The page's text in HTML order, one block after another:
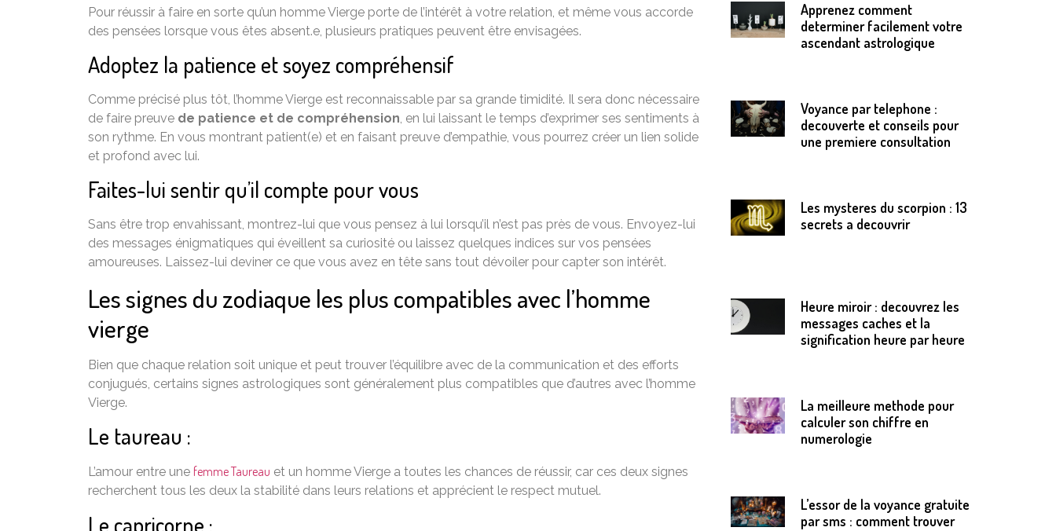
Pour réussir à faire en sorte qu’un homme Vierge porte de l’intérêt à votre relation, et même vous accorde
des pensées lorsque vous êtes absent.e, plusieurs pratiques peuvent être envisagées.
Adoptez la patience et soyez compréhensif
Comme précisé plus tôt, l’homme Vierge est reconnaissable par sa grande timidité. Il sera donc nécessaire
de faire preuve de patience et de compréhension, en lui laissant le temps d’exprimer ses sentiments à
son rythme. En vous montrant patient(e) et en faisant preuve d’empathie, vous pourrez créer un lien solide
et profond avec lui.
Faites-lui sentir qu’il compte pour vous
Sans être trop envahissant, montrez-lui que vous pensez à lui lorsqu’il n’est pas près de vous. Envoyez-lui
des messages énigmatiques qui éveillent sa curiosité ou laissez quelques indices sur vos pensées
amoureuses. Laissez-lui deviner ce que vous avez en tête sans tout dévoiler pour capter son intérêt.
Les signes du zodiaque les plus compatibles avec l’homme
vierge
Bien que chaque relation soit unique et peut trouver l’équilibre avec de la communication et des efforts
conjugués, certains signes astrologiques sont généralement plus compatibles que d’autres avec l’homme
Vierge.
Le taureau :
L’amour entre une femme Taureau et un homme Vierge a toutes les chances de réussir, car ces deux signes
recherchent tous les deux la stabilité dans leurs relations et apprécient le respect mutuel.
Le capricorne :
Apprenez comment
determiner facilement votre
ascendant astrologique
Voyance par telephone :
decouverte et conseils pour
une premiere consultation
Les mysteres du scorpion : 13
secrets a decouvrir
Heure miroir : decouvrez les
messages caches et la
signification heure par heure
La meilleure methode pour
calculer son chiffre en
numerologie
L’essor de la voyance gratuite
par sms : comment trouver